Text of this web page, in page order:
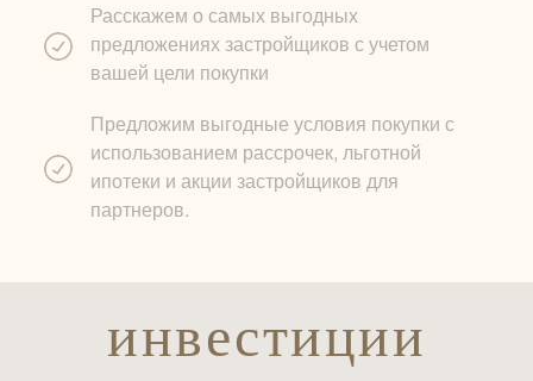
Предложим выгодные условия покупки с
использованием рассрочек, льготной
ипотеки и акции застройщиков для
партнеров.
Расскажем о самых выгодных
предложениях застройщиков с учетом
вашей цели покупки
инвестиции